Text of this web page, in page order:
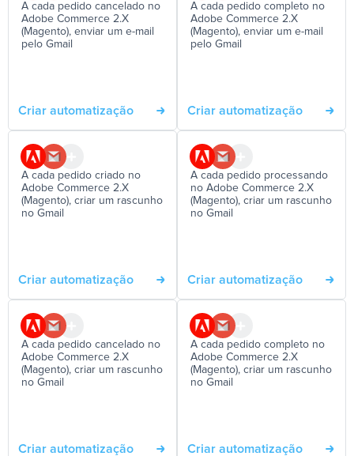
A cada pedido cancelado no
Adobe Commerce 2.X
(Magento), enviar um e-mail
pelo Gmail
Criar automatização
A cada pedido completo no
Adobe Commerce 2.X
(Magento), enviar um e-mail
pelo Gmail
Criar automatização
A cada pedido criado no
Adobe Commerce 2.X
(Magento), criar um rascunho
no Gmail
Criar automatização
A cada pedido processando
no Adobe Commerce 2.X
(Magento), criar um rascunho
no Gmail
Criar automatização
A cada pedido cancelado no
Adobe Commerce 2.X
(Magento), criar um rascunho
no Gmail
Criar automatização
A cada pedido completo no
Adobe Commerce 2.X
(Magento), criar um rascunho
no Gmail
Criar automatização